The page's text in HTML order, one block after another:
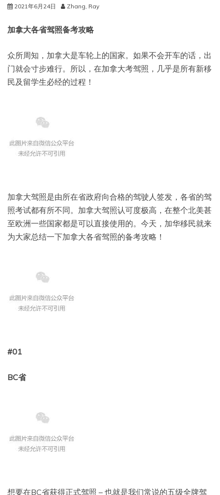
2021年6月24日 Zhang, Ray
加拿大各省驾照备考攻略
众所周知，加拿大是车轮上的国家。如果不会开车的话，出
门就会寸步难行。所以，在加拿大考驾照，几乎是所有新移
民及留学生必经的过程！
加拿大驾照是由所在省政府向合格的驾驶人签发，各省的驾
照考试都有所不同。加拿大驾照认可度极高，在整个北美甚
至欧洲一些国家都是可以直接使用的。今天，加华移民就来
为大家总结一下加拿大各省驾照的备考攻略！
#01
BC省
想要在BC省获得正式驾照 – 也就是我们常说的五级全牌驾